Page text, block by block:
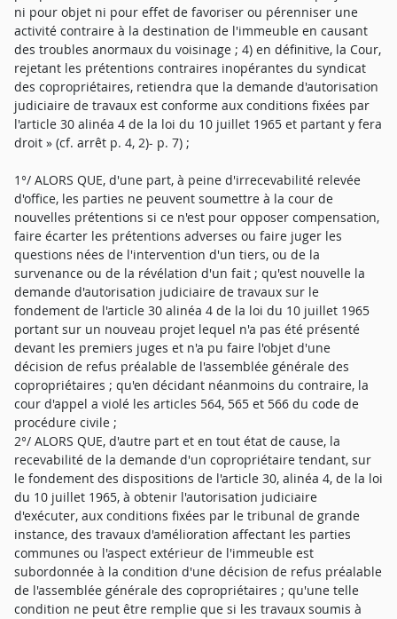
ni pour objet ni pour effet de favoriser ou pérenniser une
activité contraire à la destination de l'immeuble en causant
des troubles anormaux du voisinage ; 4) en définitive, la Cour,
rejetant les prétentions contraires inopérantes du syndicat
des copropriétaires, retiendra que la demande d'autorisation
judiciaire de travaux est conforme aux conditions fixées par
l'article 30 alinéa 4 de la loi du 10 juillet 1965 et partant y fera
droit » (cf. arrêt p. 4, 2)- p. 7) ;
1°/ ALORS QUE, d'une part, à peine d'irrecevabilité relevée
d'office, les parties ne peuvent soumettre à la cour de
nouvelles prétentions si ce n'est pour opposer compensation,
faire écarter les prétentions adverses ou faire juger les
questions nées de l'intervention d'un tiers, ou de la
survenance ou de la révélation d'un fait ; qu'est nouvelle la
demande d'autorisation judiciaire de travaux sur le
fondement de l'article 30 alinéa 4 de la loi du 10 juillet 1965
portant sur un nouveau projet lequel n'a pas été présenté
devant les premiers juges et n'a pu faire l'objet d'une
décision de refus préalable de l'assemblée générale des
copropriétaires ; qu'en décidant néanmoins du contraire, la
cour d'appel a violé les articles 564, 565 et 566 du code de
procédure civile ;
2°/ ALORS QUE, d'autre part et en tout état de cause, la
recevabilité de la demande d'un copropriétaire tendant, sur
le fondement des dispositions de l'article 30, alinéa 4, de la loi
du 10 juillet 1965, à obtenir l'autorisation judiciaire
d'exécuter, aux conditions fixées par le tribunal de grande
instance, des travaux d'amélioration affectant les parties
communes ou l'aspect extérieur de l'immeuble est
subordonnée à la condition d'une décision de refus préalable
de l'assemblée générale des copropriétaires ; qu'une telle
condition ne peut être remplie que si les travaux soumis à